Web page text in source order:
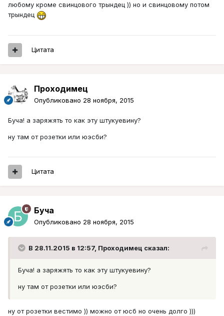
любому кроме свинцового трындец )) но и свинцовому потом
трындец
Цитата
Проходимец
Опубликовано 28 ноября, 2015
Буча! а заряжять то как эту штукуевину?
ну там от розетки или юэсби?
Цитата
Буча
Опубликовано 28 ноября, 2015
В 28.11.2015 в 12:57, Проходимец сказал:
Буча! а заряжять то как эту штукуевину?
ну там от розетки или юэсби?
ну от розетки вестимо )) можно от юсб но очень долго )))